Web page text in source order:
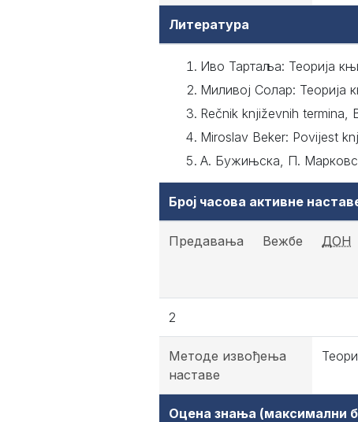
Литература
Иво Тартаља: Теорија
Миливој Солар: Теорија
Rečnik književnih termina,
Miroslav Beker: Povijest
А. Бужињска, П.
Број часова активне
Предавања Вежбе ДОН
2
Методе извођења
наставе
Оцена знања (максимални